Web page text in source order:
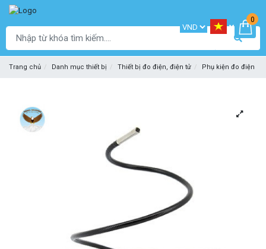
0
Trang chủ Danh mục thiết bị Thiết bị đo điện, điện tử Phụ kiện đo điện